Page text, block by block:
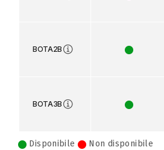
BOTA2B
BOTA3B
Disponibile Non disponibile